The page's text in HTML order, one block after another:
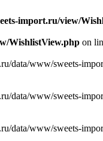
import.ru/view/
WishlistView.php on
data/www/sweets-
data/www/sweets-
data/www/sweets-